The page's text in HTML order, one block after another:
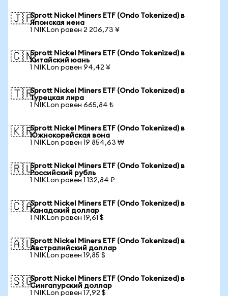
🇯🇵Sprott Nickel Miners ETF (Ondo Tokenized) в
Японская иена
1 NIKLon равен 2 206,73 ¥
🇨🇳Sprott Nickel Miners ETF (Ondo Tokenized) в
Китайский юань
1 NIKLon равен 94,42 ¥
🇹🇷Sprott Nickel Miners ETF (Ondo Tokenized) в
Турецкая лира
1 NIKLon равен 665,84 ₺
🇰🇷Sprott Nickel Miners ETF (Ondo Tokenized) в
Южнокорейская вона
1 NIKLon равен 19 854,63 ₩
🇷🇺Sprott Nickel Miners ETF (Ondo Tokenized) в
Российский рубль
1 NIKLon равен 1 132,84 ₽
🇨🇦Sprott Nickel Miners ETF (Ondo Tokenized) в
Канадский доллар
1 NIKLon равен 19,61 $
🇦🇺Sprott Nickel Miners ETF (Ondo Tokenized) в
Австралийский доллар
1 NIKLon равен 19,85 $
🇸🇬Sprott Nickel Miners ETF (Ondo Tokenized) в
Сингапурский доллар
1 NIKLon равен 17,92 $